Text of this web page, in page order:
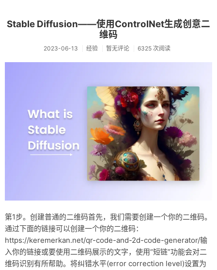
Stable Diffusion——使用ControlNet生成创意二
维码
2023-06-13 经验 暂无评论 6325 次阅读
第1步。创建普通的二维码首先，我们需要创建一个你的二维码。
通过下面的链接可以创建一个你的二维码：
https://keremerkan.net/qr-code-and-2d-code-generator/输
入你的链接或要使用二维码展示的文字，使用“短链”功能会对二
维码识别有所帮助。将纠错水平(error correction level)设置为